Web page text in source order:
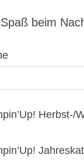
beim
Herbst-/